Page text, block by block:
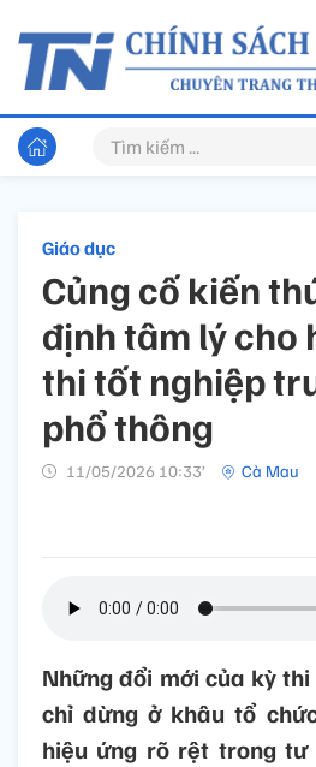
Giáo dục
Củng cố kiến
định tâm lý cho
thi tốt nghiệp
phổ thông
11/05/2026 10:33’ Cà Mau
Những đổi mới của kỳ
chỉ dừng ở khâu tổ
hiệu ứng rõ rệt trong tư